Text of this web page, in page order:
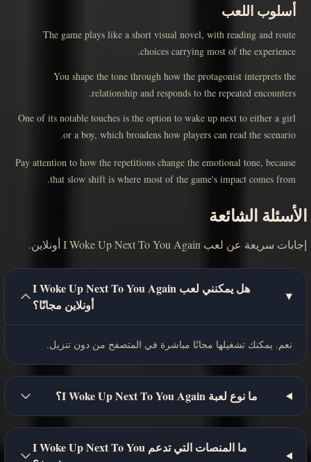
أسلوب اللعب
The game plays like a short visual novel, with reading and route
choices carrying most of the experience.
You shape the tone through how the protagonist interprets the
relationship and responds to the repeated encounters.
One of its notable touches is the option to wake up next to either a girl
or a boy, which broadens how players can read the scenario.
Pay attention to how the repetitions change the emotional tone, because
that slow shift is where most of the game's impact comes from.
الأسئلة الشائعة
إجابات سريعة عن لعب I Woke Up Next To You Again أونلاين.
هل يمكنني لعب I Woke Up Next To You Again
أونلاين مجانًا؟
نعم. يمكنك تشغيلها مجانًا مباشرة في المتصفح من دون تنزيل.
ما نوع لعبة I Woke Up Next To You Again؟
ما المنصات التي تدعم I Woke Up Next To You